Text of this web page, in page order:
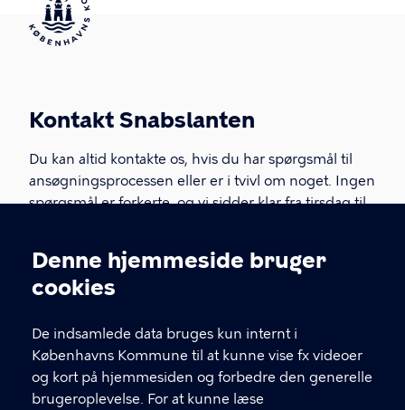
Cookieindstillinger
Denne hjemmeside bruger
cookies
De indsamlede data bruges kun internt i
Københavns Kommune til at kunne vise fx videoer
og kort på hjemmesiden og forbedre den generelle
brugeroplevelse. For at kunne læse
Kontakt Snabslanten
Du kan altid kontakte os, hvis du har spørgsmål til
ansøgningsprocessen eller er i tvivl om noget. Ingen
spørgsmål er forkerte, og vi sidder klar fra tirsdag til
KONTAKTINFORMATIONER
29412671
Telefonens åbningstider